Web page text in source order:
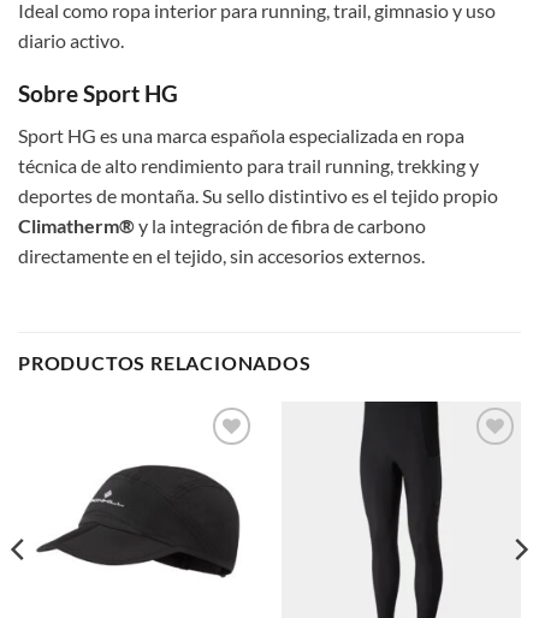
Ideal como ropa interior para running, trail, gimnasio y uso
diario activo.
Sobre Sport HG
Sport HG es una marca española especializada en ropa
técnica de alto rendimiento para trail running, trekking y
deportes de montaña. Su sello distintivo es el tejido propio
Climatherm®y la integración de fibra de carbono
directamente en el tejido, sin accesorios externos.
PRODUCTOS RELACIONADOS
wishlist